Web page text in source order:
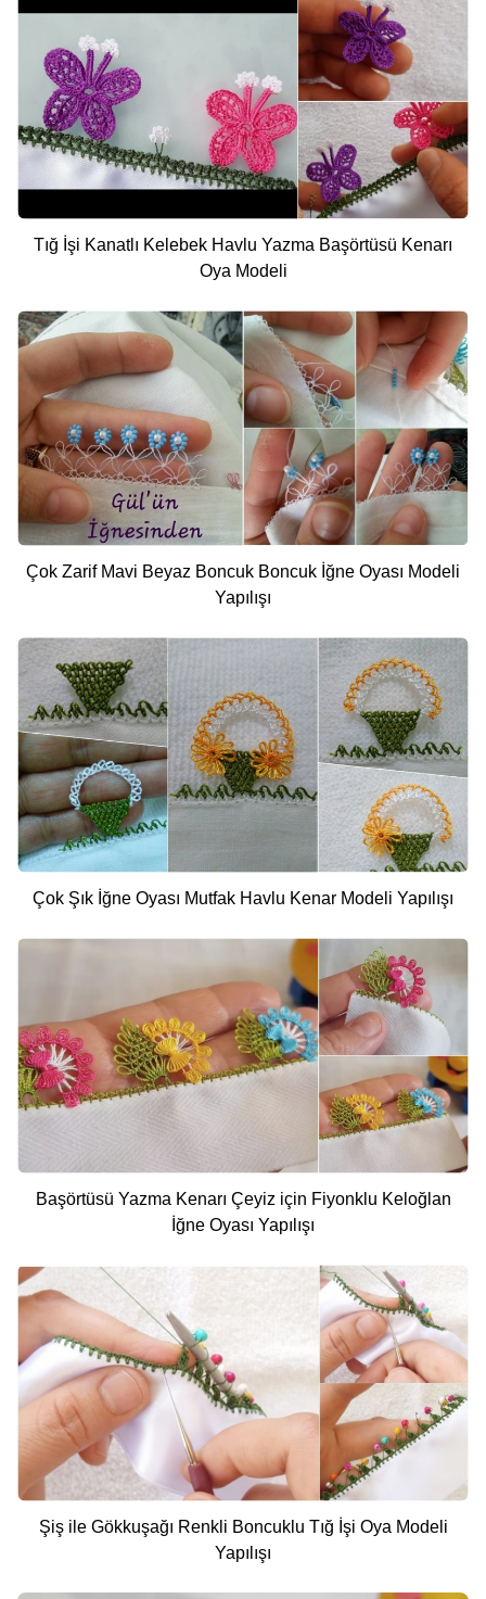
Tığ İşi Kanatlı Kelebek Havlu Yazma Başörtüsü Kenarı
Oya Modeli
Çok Zarif Mavi Beyaz Boncuk Boncuk İğne Oyası Modeli
Yapılışı
Çok Şık İğne Oyası Mutfak Havlu Kenar Modeli Yapılışı
Başörtüsü Yazma Kenarı Çeyiz için Fiyonklu Keloğlan
İğne Oyası Yapılışı
Şiş ile Gökkuşağı Renkli Boncuklu Tığ İşi Oya Modeli
Yapılışı